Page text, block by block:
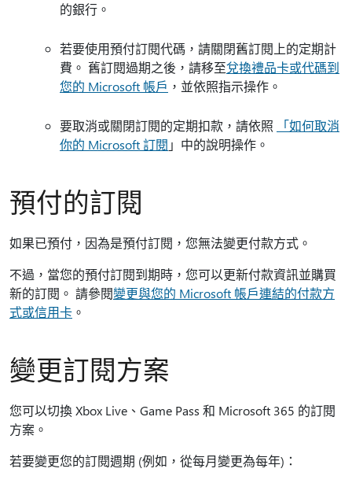
的銀行。
若要使用預付訂閱代碼，請關閉舊訂閱上的定期計
費。 舊訂閱過期之後，請移至兌換禮品卡或代碼到
您的 Microsoft 帳戶 ，並依照指示操作。
要取消或關閉訂閱的定期扣款，請依照
「如何取消
你的 Microsoft 訂閱 」中的說明操作。
預付的訂閱
如果已預付，因為是預付訂閱，您無法變更付款方式。
不過，當您的預付訂閱到期時，您可以更新付款資訊並購買
新的訂閱。 請參閱變更與您的 Microsoft 帳戶連結的付款方
式或信用卡 。
變更訂閱方案
您可以切換 Xbox Live、Game Pass 和 Microsoft 365 的訂閱
方案。
若要變更您的訂閱週期 (例如，從每月變更為每年)：